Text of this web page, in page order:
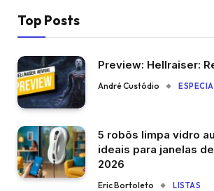
Top Posts
Preview: Hellraiser:
André Custódio
5 robôs limpa vidro
ideais para janelas
2026
Eric Bortoleto LISTAS